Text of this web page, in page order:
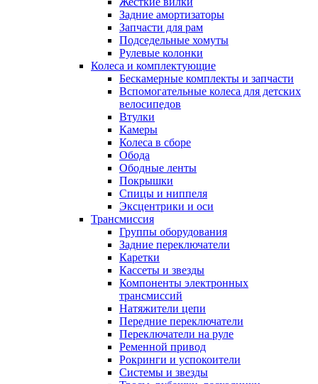
Задние амортизаторы
Запчасти для рам
Подседельные хомуты
Рулевые колонки
Колеса и комплектующие
Бескамерные комплекты и запчасти
Вспомогательные колеса для детских
велосипедов
Втулки
Камеры
Колеса в сборе
Обода
Ободные ленты
Покрышки
Спицы и ниппеля
Эксцентрики и оси
Трансмиссия
Группы оборудования
Задние переключатели
Каретки
Кассеты и звезды
Компоненты электронных
трансмиссий
Натяжители цепи
Передние переключатели
Переключатели на руле
Ременной привод
Рокринги и успокоители
Системы и звезды